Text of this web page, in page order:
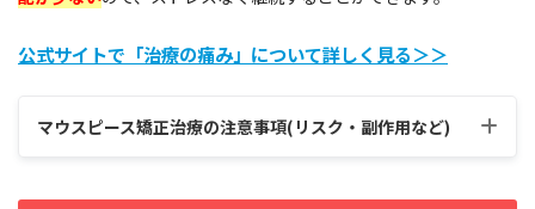
公式サイトで「治療の痛み」について詳しく見る＞＞
マウスピース矯正治療の注意事項(リスク・副作用など)